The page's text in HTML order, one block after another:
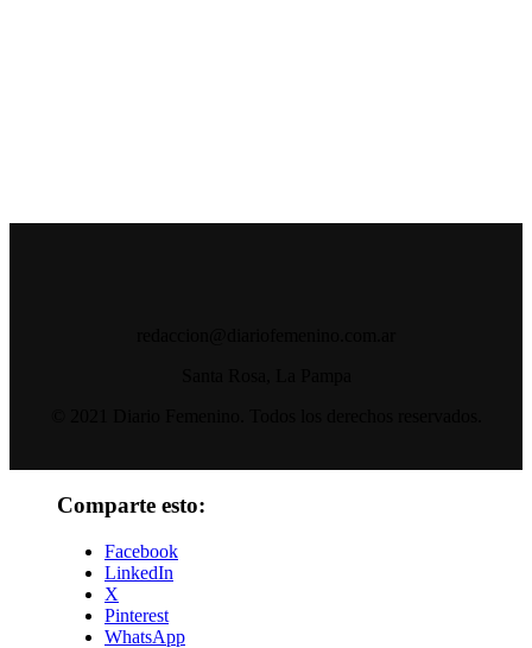
Comparte esto:
Facebook
LinkedIn
X
Pinterest
WhatsApp